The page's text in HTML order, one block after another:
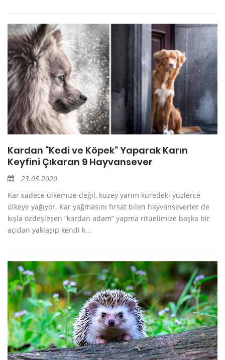
Kardan “Kedi ve Köpek” Yaparak Karın
Keyfini Çıkaran 9 Hayvansever
23.05.2020
Kar sadece ülkemize değil, kuzey yarım küredeki yüzlerce
ülkeye yağıyor. Kar yağmasını fırsat bilen hayvanseverler de
kışla özdeşleşen “kardan adam” yapma ritüelimize başka bir
açıdan yaklaşıp kendi k...